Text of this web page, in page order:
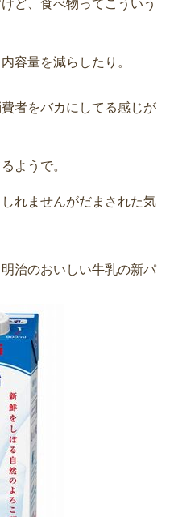
ど、食べ物ってこういう
容量を減らしたり。
者をバカにしてる感じが
ようで。
れませんがだまされた気
治のおいしい牛乳の新パ